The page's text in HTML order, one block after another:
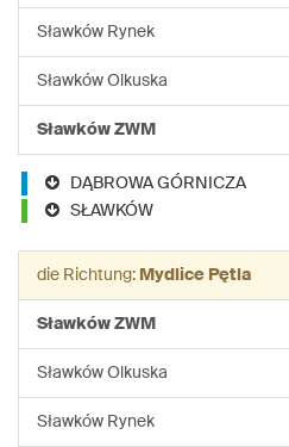
Sławków Rynek
Sławków Olkuska
Sławków ZWM
DĄBROWA GÓRNICZA
SŁAWKÓW
die Richtung: Mydlice Pętla
Sławków ZWM
Sławków Olkuska
Sławków Rynek